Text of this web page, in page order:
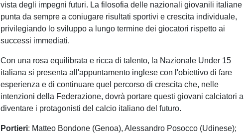
vista degli impegni futuri. La filosofia delle nazionali giovanili italiane
punta da sempre a coniugare risultati sportivi e crescita individuale,
privilegiando lo sviluppo a lungo termine dei giocatori rispetto ai
successi immediati.
Con una rosa equilibrata e ricca di talento, la Nazionale Under 15
italiana si presenta all'appuntamento inglese con l'obiettivo di fare
esperienza e di continuare quel percorso di crescita che, nelle
intenzioni della Federazione, dovrà portare questi giovani calciatori a
diventare i protagonisti del calcio italiano del futuro.
Portieri: Matteo Bondone (Genoa), Alessandro Posocco (Udinese);